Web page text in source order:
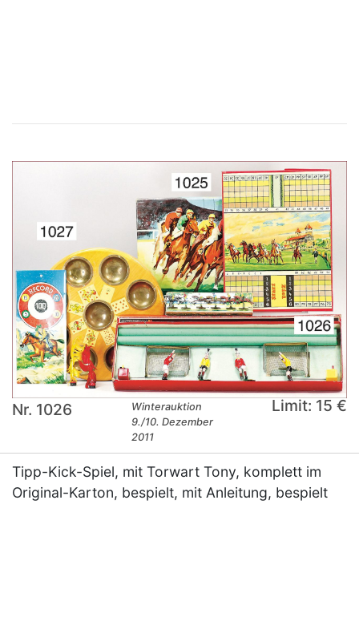
Nr. 1026
Winterauktion
9./10. Dezember
2011
Limit: 15 €
Tipp-Kick-Spiel, mit Torwart Tony, komplett im
Original-Karton, bespielt, mit Anleitung, bespielt